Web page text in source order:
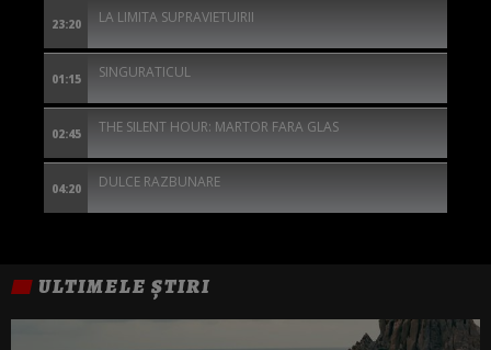
23:20 LA LIMITA SUPRAVIETUIRII
01:15 SINGURATICUL
02:45 THE SILENT HOUR: MARTOR FARA GLAS
04:20 DULCE RAZBUNARE
ULTIMELE ȘTIRI